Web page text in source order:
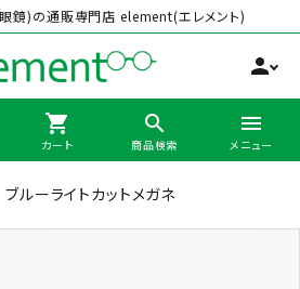
眼鏡)の通販専門店 element(エレメント)
person
shopping_cart
カート
search
商品検索
menu
メニュー
search
ブルーライトカットメガネ